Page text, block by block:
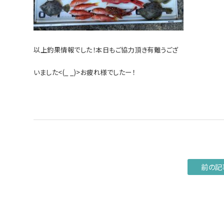
以上釣果情報でした！本日もご協力頂き有難うござ
いました<(_ _)>お疲れ様でしたー！
前の記